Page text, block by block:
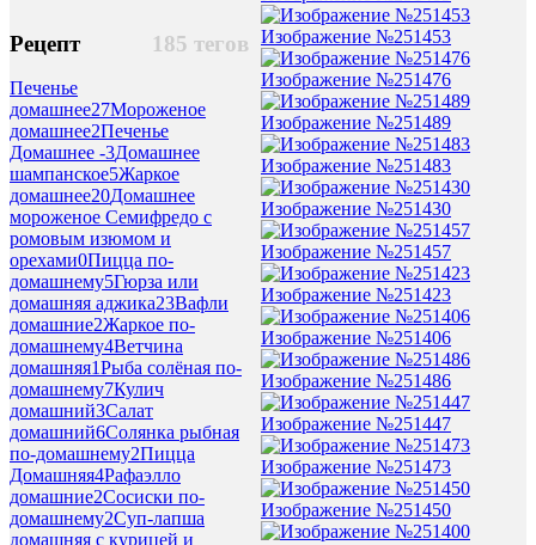
185 тегов
Рецепт
Печенье
домашнее27Мороженое
домашнее2Печенье
Домашнее -3Домашнее
шампанское5Жаркое
домашнее20Домашнее
мороженое Семифредо с
ромовым изюмом и
орехами0Пицца по-
домашнему5Гюрза или
домашняя аджика23Вафли
домашние2Жаркое по-
домашнему4Ветчина
домашняя1Рыба солёная по-
домашнему7Кулич
домашний3Салат
домашний6Солянка рыбная
по-домашнему2Пицца
Домашняя4Рафаэлло
домашние2Сосиски по-
домашнему2Суп-лапша
домашняя с курицей и
Изображение №251453
Изображение №251476
Изображение №251489
Изображение №251483
Изображение №251430
Изображение №251457
Изображение №251423
Изображение №251406
Изображение №251486
Изображение №251447
Изображение №251473
Изображение №251450